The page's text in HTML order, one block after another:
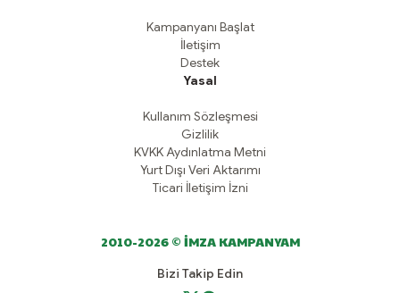
Kampanyanı Başlat
İletişim
Destek
Yasal
Kullanım Sözleşmesi
Gizlilik
KVKK Aydınlatma Metni
Yurt Dışı Veri Aktarımı
Ticari İletişim İzni
2010-2026 © İMZA KAMPANYAM
Bizi Takip Edin